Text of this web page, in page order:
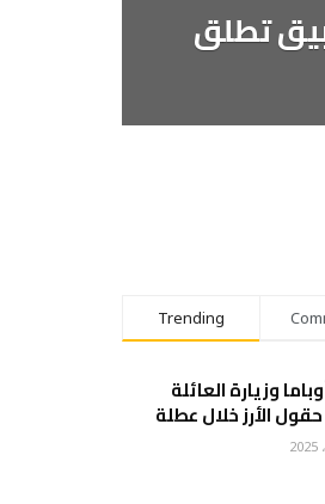
تطلق
Trending
وزيارة العائلة
حقول الأرز خلال عطلة